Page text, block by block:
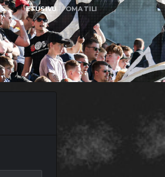
ETUSIVU OMA TILI